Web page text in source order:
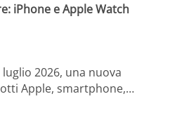
iPhone e Apple Watch
2026, una nuova
Apple, smartphone,…